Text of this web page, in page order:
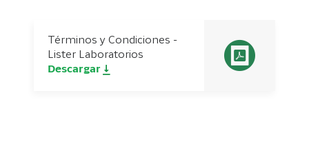
Términos y Condiciones -
Lister Laboratorios
Descargar